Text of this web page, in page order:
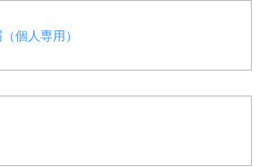
個人専用）